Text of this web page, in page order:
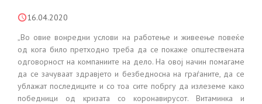
16.04.2020
„Во овие вонредни услови на работење и живеење повеќе
од кога било претходно треба да се покаже општествената
одговорност на компаниите на дело. На овој начин помагаме
да се зачуваат здравјето и безбедносна на граѓаните, да се
ублажат последиците и со тоа сите побргу да излеземе како
победници од кризата со коронавирусот. Витаминка и